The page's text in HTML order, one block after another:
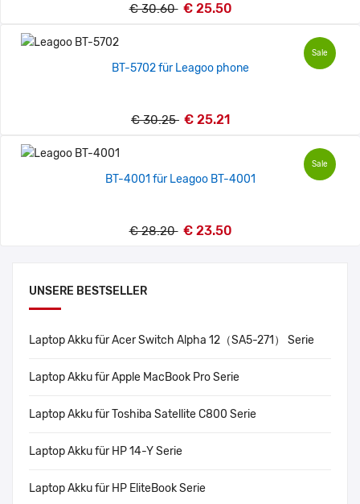
UNSERE BESTSELLER
Laptop Akku für Acer Switch Alpha 12（SA5-271） Serie
Laptop Akku für Apple MacBook Pro Serie
Laptop Akku für Toshiba Satellite C800 Serie
Laptop Akku für HP 14-Y Serie
Laptop Akku für HP EliteBook Serie
€ 30.60 € 25.50
Sale
BT-5702 für Leagoo phone
€ 30.25 € 25.21
Sale
BT-4001 für Leagoo BT-4001
€ 28.20 € 23.50